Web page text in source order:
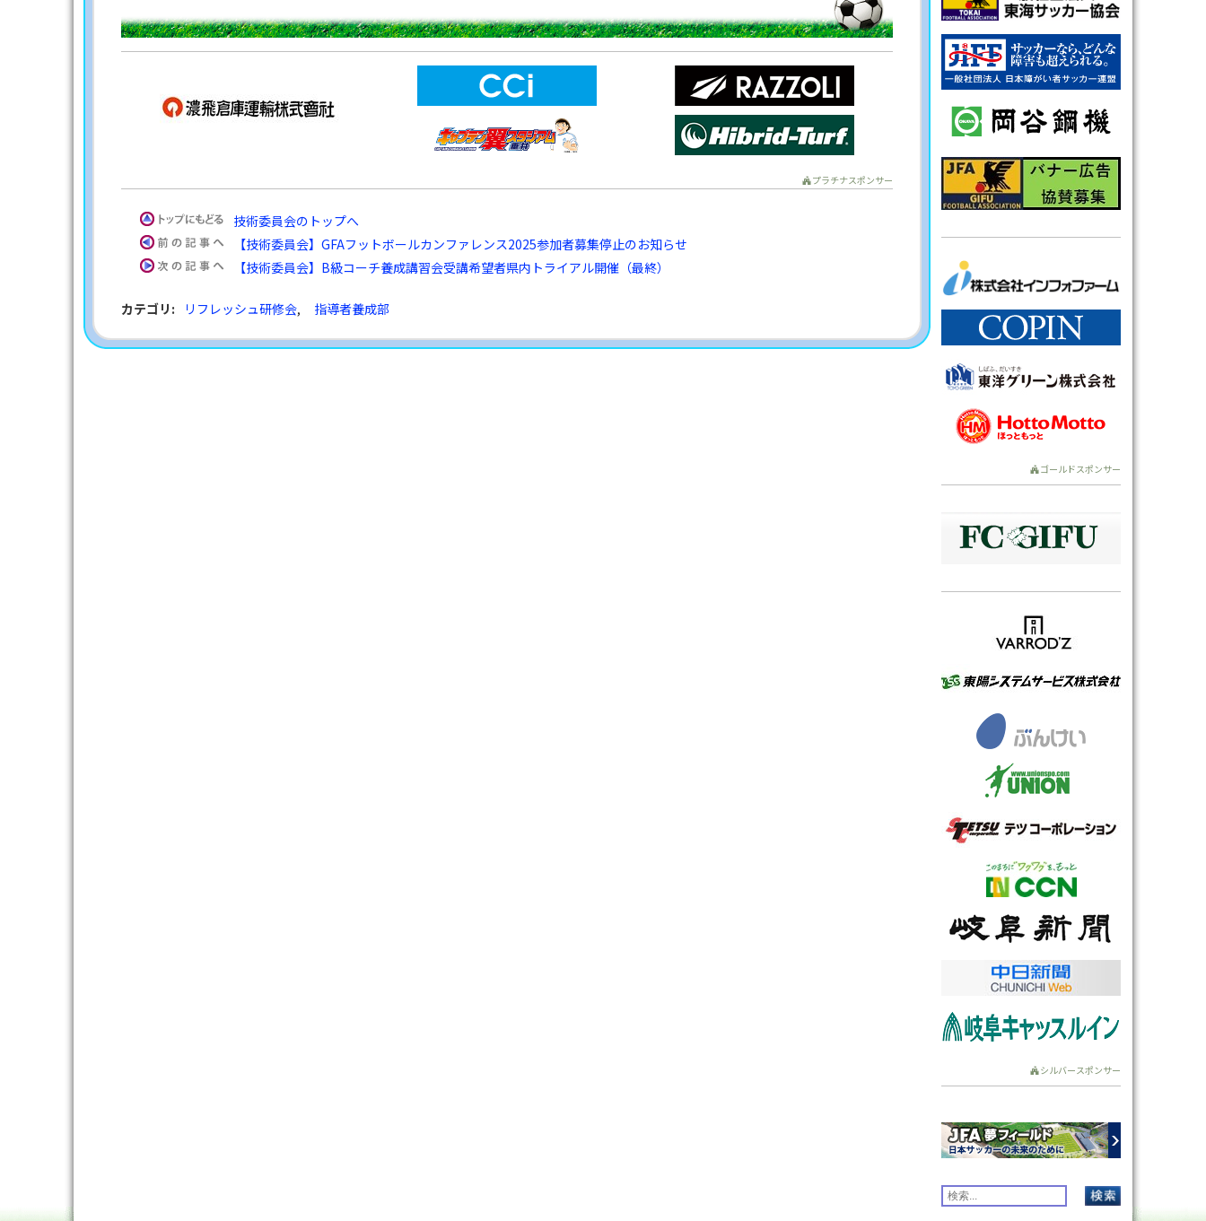
プラチナスポンサー
技術委員会のトップへ
【技術委員会】GFAフットボールカンファレンス2025参加者募集停止のお知らせ
【技術委員会】B級コーチ養成講習会受講希望者県内トライアル開催（最終）
カテゴリ : リフレッシュ研修会, 指導者養成部
ゴールドスポンサー
シルバースポンサー